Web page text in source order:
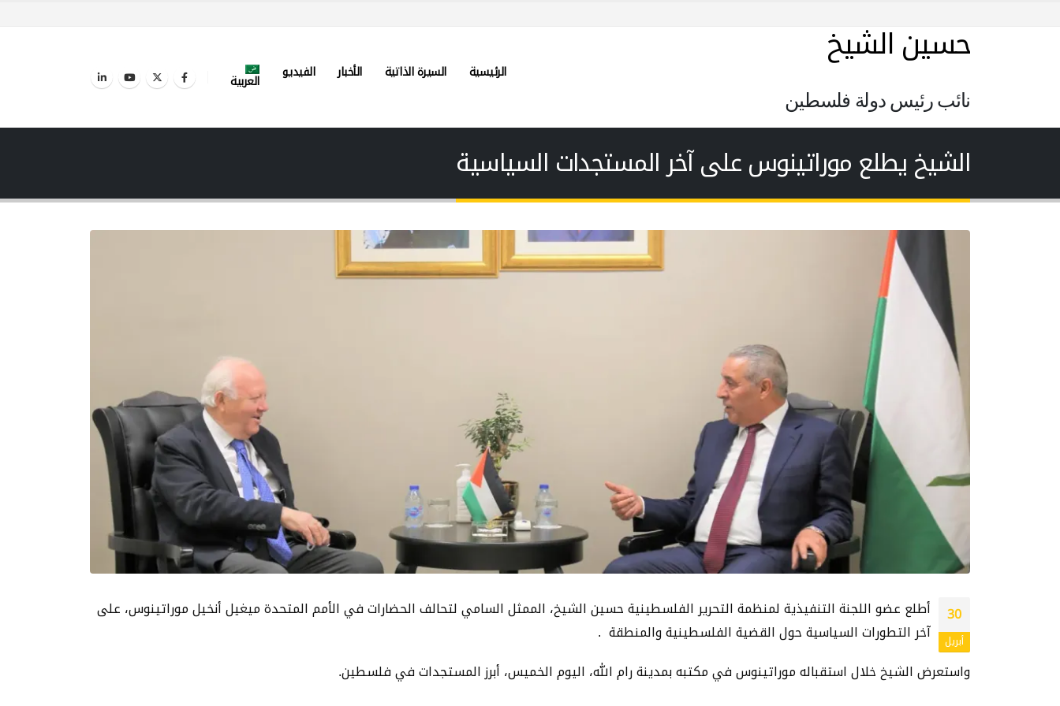
حسين الشيخ
نائب رئيس دولة فلسطين
الرئيسية السيرة الذاتية الأخبار الفيديو العربية
الشيخ يطلع موراتينوس على آخر المستجدات السياسية
30
أبريل
أطلع عضو اللجنة التنفيذية لمنظمة التحرير الفلسطينية حسين الشيخ، الممثل السامي لتحالف الحضارات في الأمم المتحدة ميغيل أنخيل موراتينوس، على
آخر التطورات السياسية حول القضية الفلسطينية والمنطقة .
واستعرض الشيخ خلال استقباله موراتينوس في مكتبه بمدينة رام الله، اليوم الخميس، أبرز المستجدات في فلسطين.